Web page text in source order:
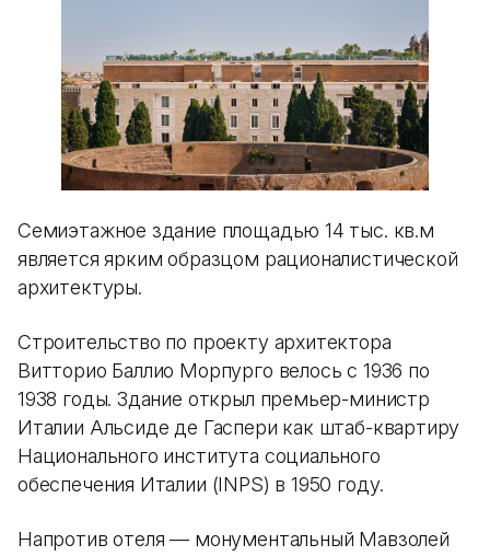
Семиэтажное здание площадью 14 тыс. кв.м
является ярким образцом рационалистической
архитектуры.
Строительство по проекту архитектора
Витторио Баллио Морпурго велось с 1936 по
1938 годы. Здание открыл премьер-министр
Италии Альсиде де Гаспери как штаб-квартиру
Национального института социального
обеспечения Италии (INPS) в 1950 году.
Напротив отеля — монументальный Мавзолей